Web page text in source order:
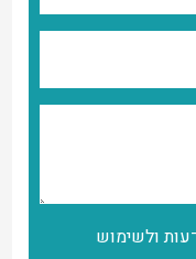
ולשימוש